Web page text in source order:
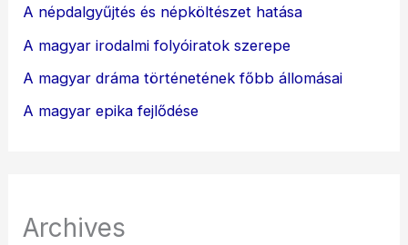
A népdalgyűjtés és népköltészet hatása
A magyar irodalmi folyóiratok szerepe
A magyar dráma történetének főbb állomásai
A magyar epika fejlődése
Archives